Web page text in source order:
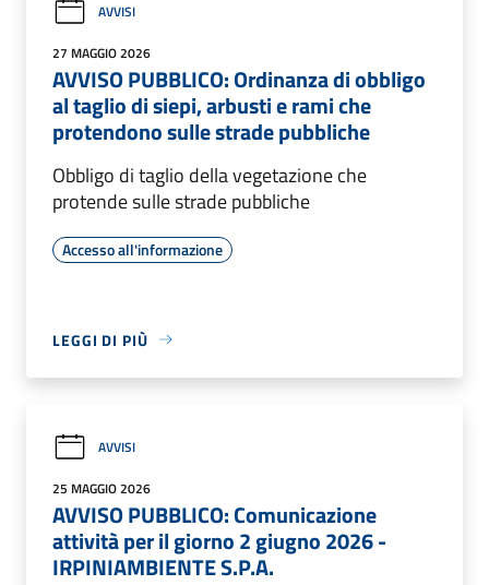
AVVISI
27 MAGGIO 2026
AVVISO PUBBLICO: Ordinanza di obbligo
al taglio di siepi, arbusti e rami che
protendono sulle strade pubbliche
Obbligo di taglio della vegetazione che
protende sulle strade pubbliche
Accesso all'informazione
LEGGI DI PIÙ
AVVISI
25 MAGGIO 2026
AVVISO PUBBLICO: Comunicazione
attività per il giorno 2 giugno 2026 -
IRPINIAMBIENTE S.P.A.